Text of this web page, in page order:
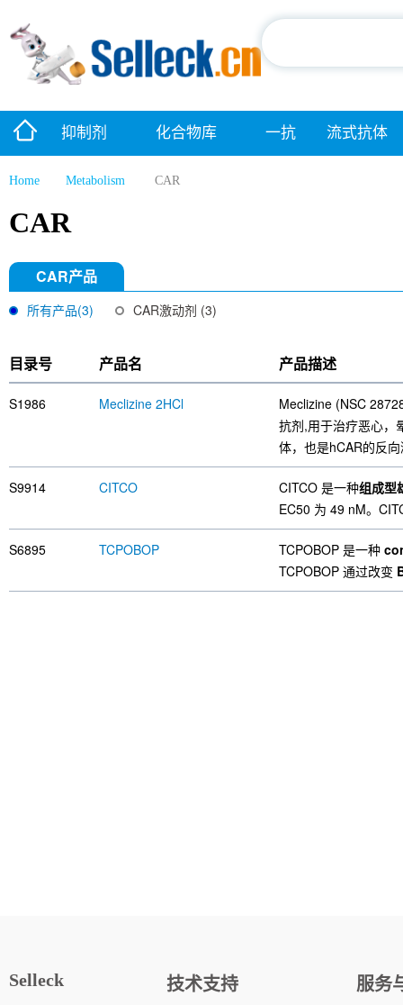
抑制剂 化合物库 一抗 流式抗体
Home Metabolism CAR
CAR
CAR产品
所有产品(3) CAR激动剂 (3)
目录号 产品名 产品描述
S1986 Meclizine 2HCl
Meclizine (NSC
抗剂,用于治疗恶心，
体，也是hCAR的反
S9914 CITCO CITCO 是一种组成
EC50 为 49 nM。
S6895 TCPOBOP TCPOBOP 是一种
TCPOBOP 通过改变
Selleck 技术支持 服务